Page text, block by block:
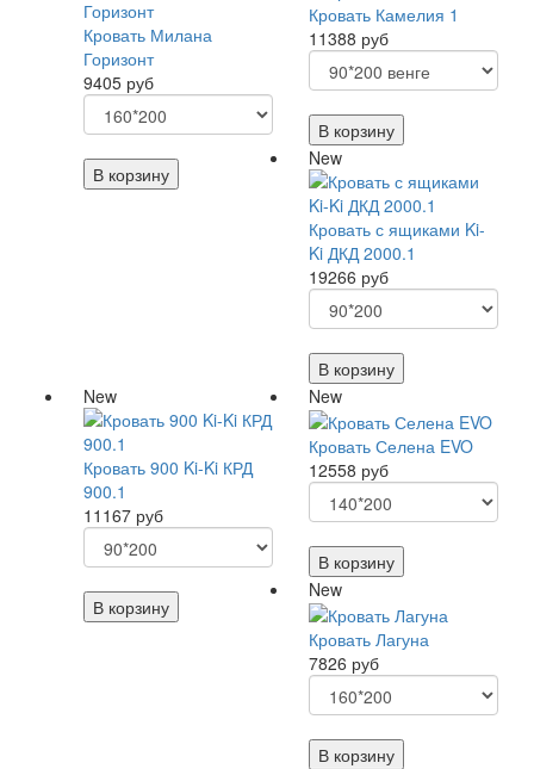
Кровать Милана
Горизонт
9405 руб
В корзину
Кровать Камелия 1
11388 руб
В корзину
New
Кровать с ящиками Ki-
Ki ДКД 2000.1
19266 руб
В корзину
New
Кровать 900 Ki-Ki КРД
900.1
11167 руб
В корзину
New
Кровать Селена EVO
12558 руб
В корзину
New
Кровать Лагуна
7826 руб
В корзину